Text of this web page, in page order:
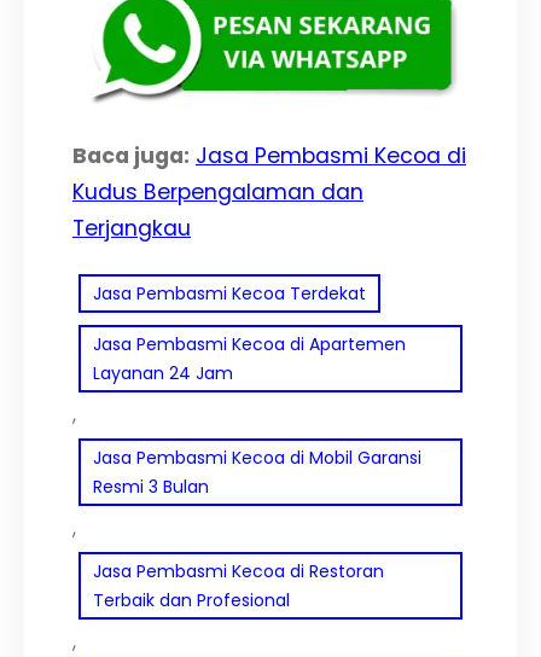
Baca juga: Jasa Pembasmi Kecoa di
Kudus Berpengalaman dan
Terjangkau
Jasa Pembasmi Kecoa Terdekat
Jasa Pembasmi Kecoa di Apartemen
Layanan 24 Jam
,
Jasa Pembasmi Kecoa di Mobil Garansi
Resmi 3 Bulan
,
Jasa Pembasmi Kecoa di Restoran
Terbaik dan Profesional
,